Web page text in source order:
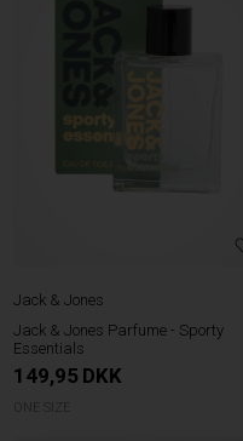
Jack & Jones
Jack & Jones Parfume - Sporty
Essentials
149,95 DKK
ONE SIZE